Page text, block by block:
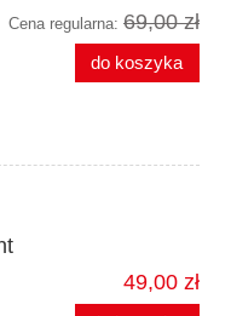
Cena regularna: 69,00 zł
do koszyka
49,00 zł